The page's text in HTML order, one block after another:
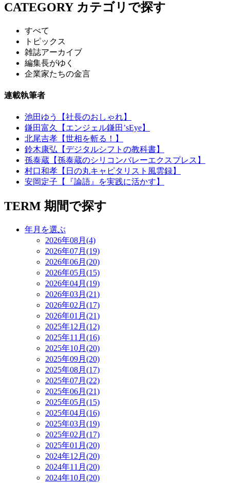
CATEGORY カテゴリで探す
すべて
トピックス
雑誌アーカイブ
編集長がゆく
企業家たちの金言
連載執筆者
池田ゆう【社長のおしゃれ】
鎌田富久【エンジェル鎌田’sEye】
北尾吉孝【世相を斬る！】
鈴木康弘【デジタルシフトの教科書】
孫泰蔵【孫泰蔵のシリコンバレーエクスプレス】
村口和孝【日の丸キャピタリスト風雲録】
安岡定子【『論語』を実践に活かす】
TERM 期間で探す
年月を選ぶ
2026年08月(4)
2026年07月(19)
2026年06月(20)
2026年05月(15)
2026年04月(19)
2026年03月(21)
2026年02月(17)
2026年01月(21)
2025年12月(12)
2025年11月(16)
2025年10月(20)
2025年09月(20)
2025年08月(17)
2025年07月(22)
2025年06月(21)
2025年05月(15)
2025年04月(16)
2025年03月(19)
2025年02月(17)
2025年01月(20)
2024年12月(20)
2024年11月(20)
2024年10月(20)